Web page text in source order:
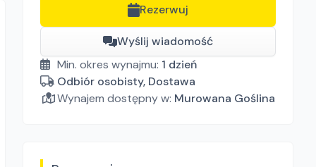
Rezerwuj
Wyślij wiadomość
Min. okres wynajmu: 1 dzień
Odbiór osobisty, Dostawa
Wynajem dostępny w: Murowana Goślina